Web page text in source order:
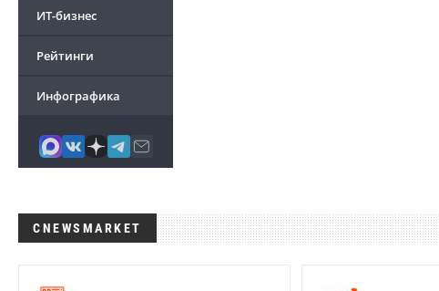
ИТ-бизнес
Рейтинги
Инфографика
CNEWSMARKET